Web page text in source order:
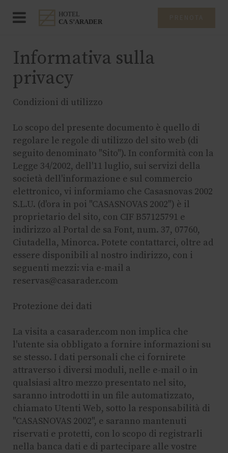
Informativa sulla
privacy
Condizioni di utilizzo
Lo scopo del presente documento è quello di
regolare le regole di utilizzo del sito web (di
seguito denominato "Sito"). In conformità con la
Legge 34/2002, dell'11 luglio, sui servizi della
società dell'informazione e sul commercio
elettronico, vi informiamo che Casasnovas 2002
S.L.U. (d'ora in poi "CASASNOVAS 2002") è il
proprietario del sito, con CIF B57125791 e
indirizzo al Portal de sa Font, num. 37, 07760,
Ciutadella, Minorca. Potete contattarci, oltre ad
essere disponibili al nostro indirizzo, con i
seguenti mezzi: via e-mail a
reservas@casarader.com
Protezione dei dati
La visita a casarader.com non implica che
l'utente sia obbligato a fornire informazioni su
se stesso. I dati personali che ci fornirete
attraverso i diversi moduli, nelle e-mail o in
qualsiasi altro mezzo presentato nel sito,
saranno introdotti in un file automatizzato,
chiamato Utenti Web, sotto la responsabilità di
"CASASNOVAS 2002", e saranno mantenuti
riservati e protetti, con lo scopo di registrarli
nella banca dati e di partecipare alle vostre